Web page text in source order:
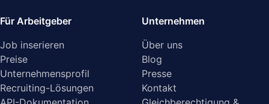
Für Arbeitgeber
Job inserieren
Preise
Unternehmensprofil
Recruiting-Lösungen
Unternehmen
Über uns
Blog
Presse
Kontakt